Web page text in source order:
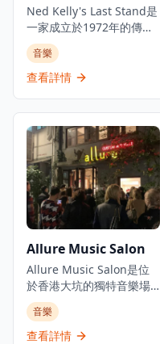
Ned Kelly's Last Stand是
一家成立於1972年的傳奇
酒吧餐廳，位於香港尖沙
咀的心臟地帶。這個歷史
悠久的場所以其熱鬧的氛
和藍調表演而聞名。該餐
廳提供價格合理的精選飲
品，設有歡樂時光特價，
還有值得一試的酒吧食
物。作為香港標誌性夜生
活目的地之一，它已為本
地人和遊客服務超過50
愛好者必訪景點的聲譽。
酒吧的裝潢充滿懷舊氣
息，牆上掛滿了音樂紀念
品和照片，見證了香港音
樂文化的發展歷程。每晚
都有專業的爵士樂和藍調
音樂
查看詳情
Allure Music Salon
Allure Music Salon是位
於香港大坑的獨特音樂場
所，坐落在一座百年石屋
內，是體驗現場音樂和歷
史文化的理想去處。沙龍
音樂
查看詳情